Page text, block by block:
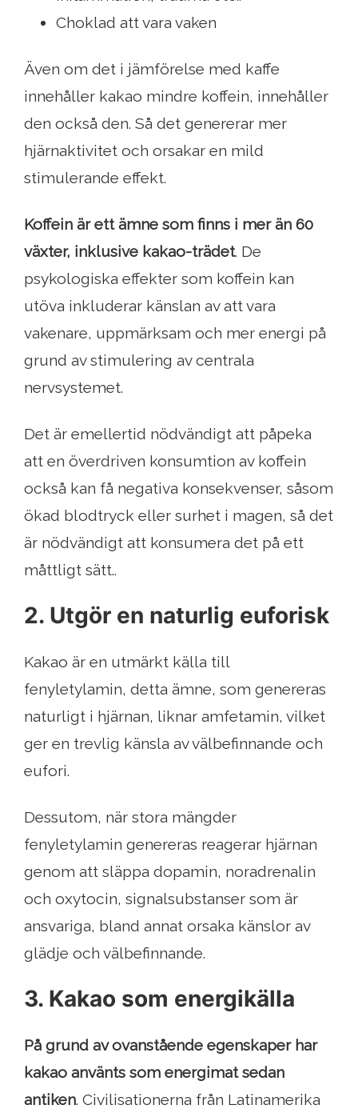
Choklad att vara vaken
Även om det i jämförelse med kaffe
innehåller kakao mindre koffein, innehåller
den också den. Så det genererar mer
hjärnaktivitet och orsakar en mild
stimulerande effekt.
Koffein är ett ämne som finns i mer än 60
växter, inklusive kakao-trädet. De
psykologiska effekter som koffein kan
utöva inkluderar känslan av att vara
vakenare, uppmärksam och mer energi på
grund av stimulering av centrala
nervsystemet.
Det är emellertid nödvändigt att påpeka
att en överdriven konsumtion av koffein
också kan få negativa konsekvenser, såsom
ökad blodtryck eller surhet i magen, så det
är nödvändigt att konsumera det på ett
måttligt sätt..
2. Utgör en naturlig euforisk
Kakao är en utmärkt källa till
fenyletylamin, detta ämne, som genereras
naturligt i hjärnan, liknar amfetamin, vilket
ger en trevlig känsla av välbefinnande och
eufori.
Dessutom, när stora mängder
fenyletylamin genereras reagerar hjärnan
genom att släppa dopamin, noradrenalin
och oxytocin, signalsubstanser som är
ansvariga, bland annat orsaka känslor av
glädje och välbefinnande.
3. Kakao som energikälla
På grund av ovanstående egenskaper har
kakao använts som energimat sedan
antiken. Civilisationerna från Latinamerika